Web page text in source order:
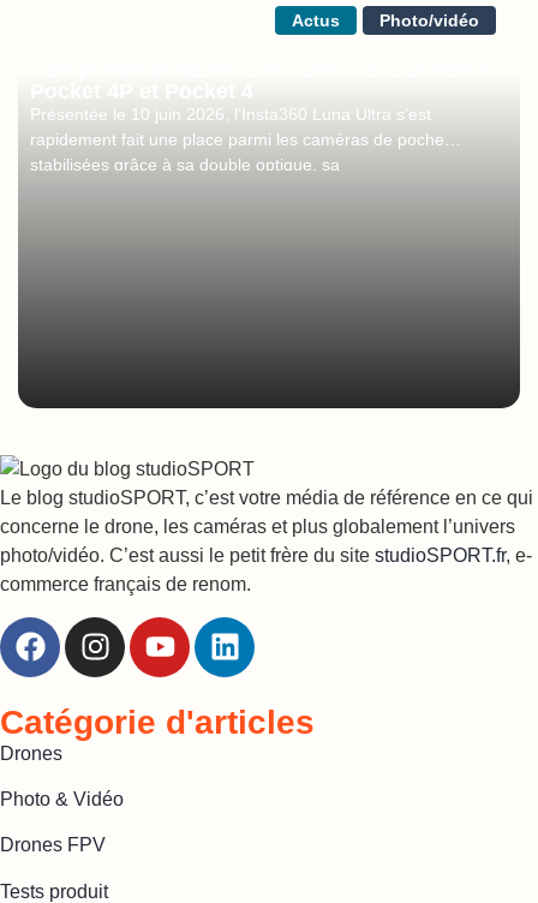
Actus Photo/vidéo
Présentée le 10 juin 2026, l’Insta360 Luna Ultra s’est
rapidement fait une place parmi les caméras de poche
stabilisées grâce à sa double optique, sa
Le blog studioSPORT, c’est votre média de référence en ce qui
concerne le drone, les caméras et plus globalement l’univers
photo/vidéo. C’est aussi le petit frère du site studioSPORT.fr, e-
commerce français de renom.
Catégorie d'articles
Drones
Photo & Vidéo
Drones FPV
Tests produit